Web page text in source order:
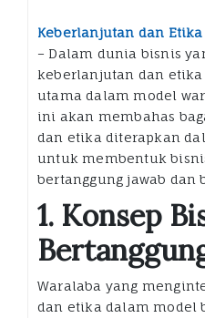
Keberlanjutan dan
– Dalam dunia bisnis
keberlanjutan dan
utama dalam model
ini akan membahas
dan etika diterapkan
untuk membentuk
bertanggung jawab dan
1. Konsep
Waralaba yang
dan etika dalam model